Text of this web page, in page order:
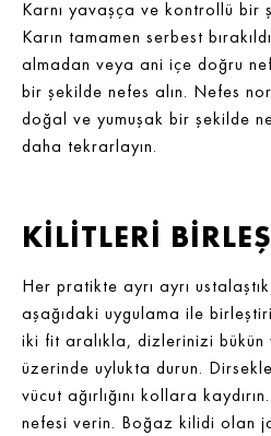
Karnı yavaşça ve kontrollü bir
Karın tamamen serbest
almadan veya ani içe doğru
bir şekilde nefes alın. Nefes
doğal ve yumuşak bir şekilde
daha tekrarlayın.
KİLİTLERİ
Her pratikte ayrı ayrı
aşağıdaki uygulama ile
iki fit aralıkla, dizlerinizi bükün
üzerinde uylukta durun.
vücut ağırlığını kollara
nefesi verin. Boğaz kilidi olan